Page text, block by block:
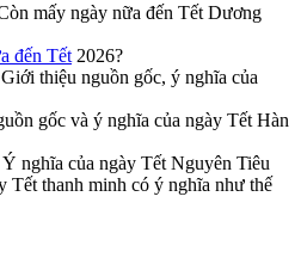
mấy ngày nữa đến Tết Dương
đến Tết 2026?
thiệu nguồn gốc, ý nghĩa của
gốc và ý nghĩa của ngày Tết Hàn
Ý nghĩa của ngày Tết Nguyên Tiêu
Tết thanh minh có ý nghĩa như thế